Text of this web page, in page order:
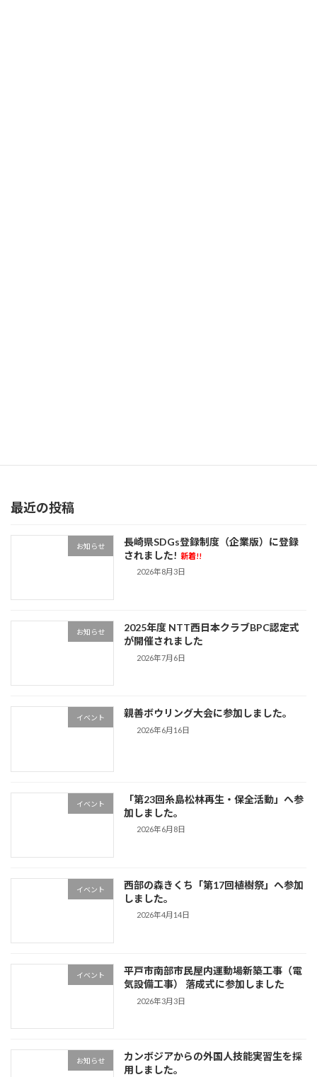
最近の投稿
お知らせ
長崎県SDGs登録制度（企業版）に登録
されました! 新着!!
2026年8月3日
お知らせ
2025年度 NTT西日本クラブBPC認定式
が開催されました
2026年7月6日
イベント 親善ボウリング大会に参加しました。
2026年6月16日
イベント
「第23回糸島松林再生・保全活動」へ参
加しました。
2026年6月8日
イベント
西部の森きくち「第17回植樹祭」へ参加
しました。
2026年4月14日
イベント
平戸市南部市民屋内運動場新築工事（電
気設備工事） 落成式に参加しました
2026年3月3日
お知らせ
カンボジアからの外国人技能実習生を採
用しました。